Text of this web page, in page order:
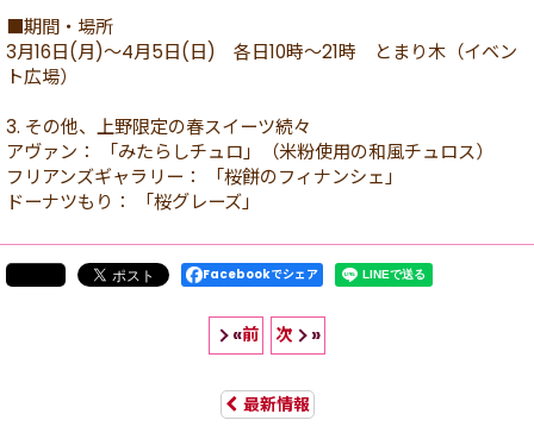
■期間・場所
3月16日(月)～4月5日(日) 各日10時～21時 とまり木（イベン
ト広場）
3. その他、上野限定の春スイーツ続々
アヴァン： 「みたらしチュロ」（米粉使用の和風チュロス）
フリアンズギャラリー： 「桜餅のフィナンシェ」
ドーナツもり： 「桜グレーズ」
Facebookでシェア
«前 次 »
最新情報